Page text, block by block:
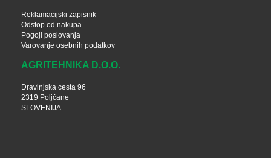
Reklamacijski zapisnik
Odstop od nakupa
Pogoji poslovanja
Varovanje osebnih podatkov
AGRITEHNIKA D.O.O.
Dravinjska cesta 96
2319 Poljčane
SLOVENIJA